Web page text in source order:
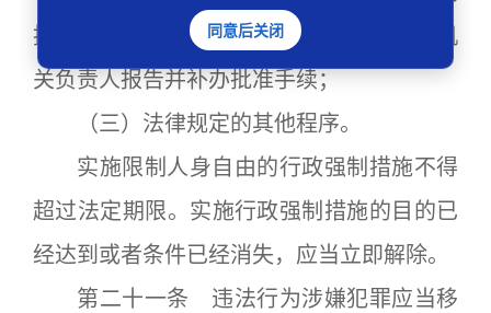
措施的，在返回行政机关后，立即向行政机
关负责人报告并补办批准手续；
（三）法律规定的其他程序。
实施限制人身自由的行政强制措施不得
超过法定期限。实施行政强制措施的目的已
经达到或者条件已经消失，应当立即解除。
第二十一条 违法行为涉嫌犯罪应当移
同意后关闭